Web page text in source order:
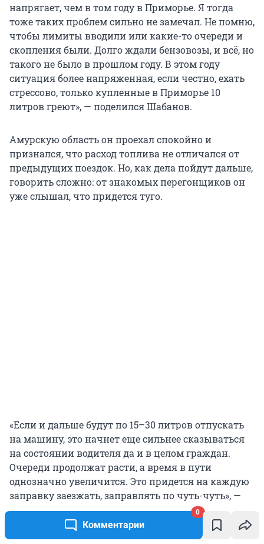
Комментарии
0
напрягает, чем в том году в Приморье. Я тогда
тоже таких проблем сильно не замечал. Не помню,
чтобы лимиты вводили или какие-то очереди и
скопления были. Долго ждали бензовозы, и всё, но
такого не было в прошлом году. В этом году
ситуация более напряженная, если честно, ехать
стрессово, только купленные в Приморье 10
литров греют», — поделился Шабанов.
Амурскую область он проехал спокойно и
признался, что расход топлива не отличался от
предыдущих поездок. Но, как дела пойдут дальше,
говорить сложно: от знакомых перегонщиков он
уже слышал, что придется туго.
«Если и дальше будут по 15–30 литров отпускать
на машину, это начнет еще сильнее сказываться
на состоянии водителя да и в целом граждан.
Очереди продолжат расти, а время в пути
однозначно увеличится. Это придется на каждую
заправку заезжать, заправлять по чуть-чуть», —
добавил водитель, которому только предстоит
проехать Забайкальский край.